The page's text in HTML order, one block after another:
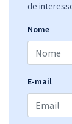
de
Nome
E-mail